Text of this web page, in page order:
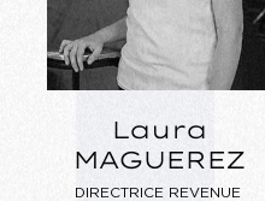
Laura
MAGUEREZ
DIRECTRICE REVENUE